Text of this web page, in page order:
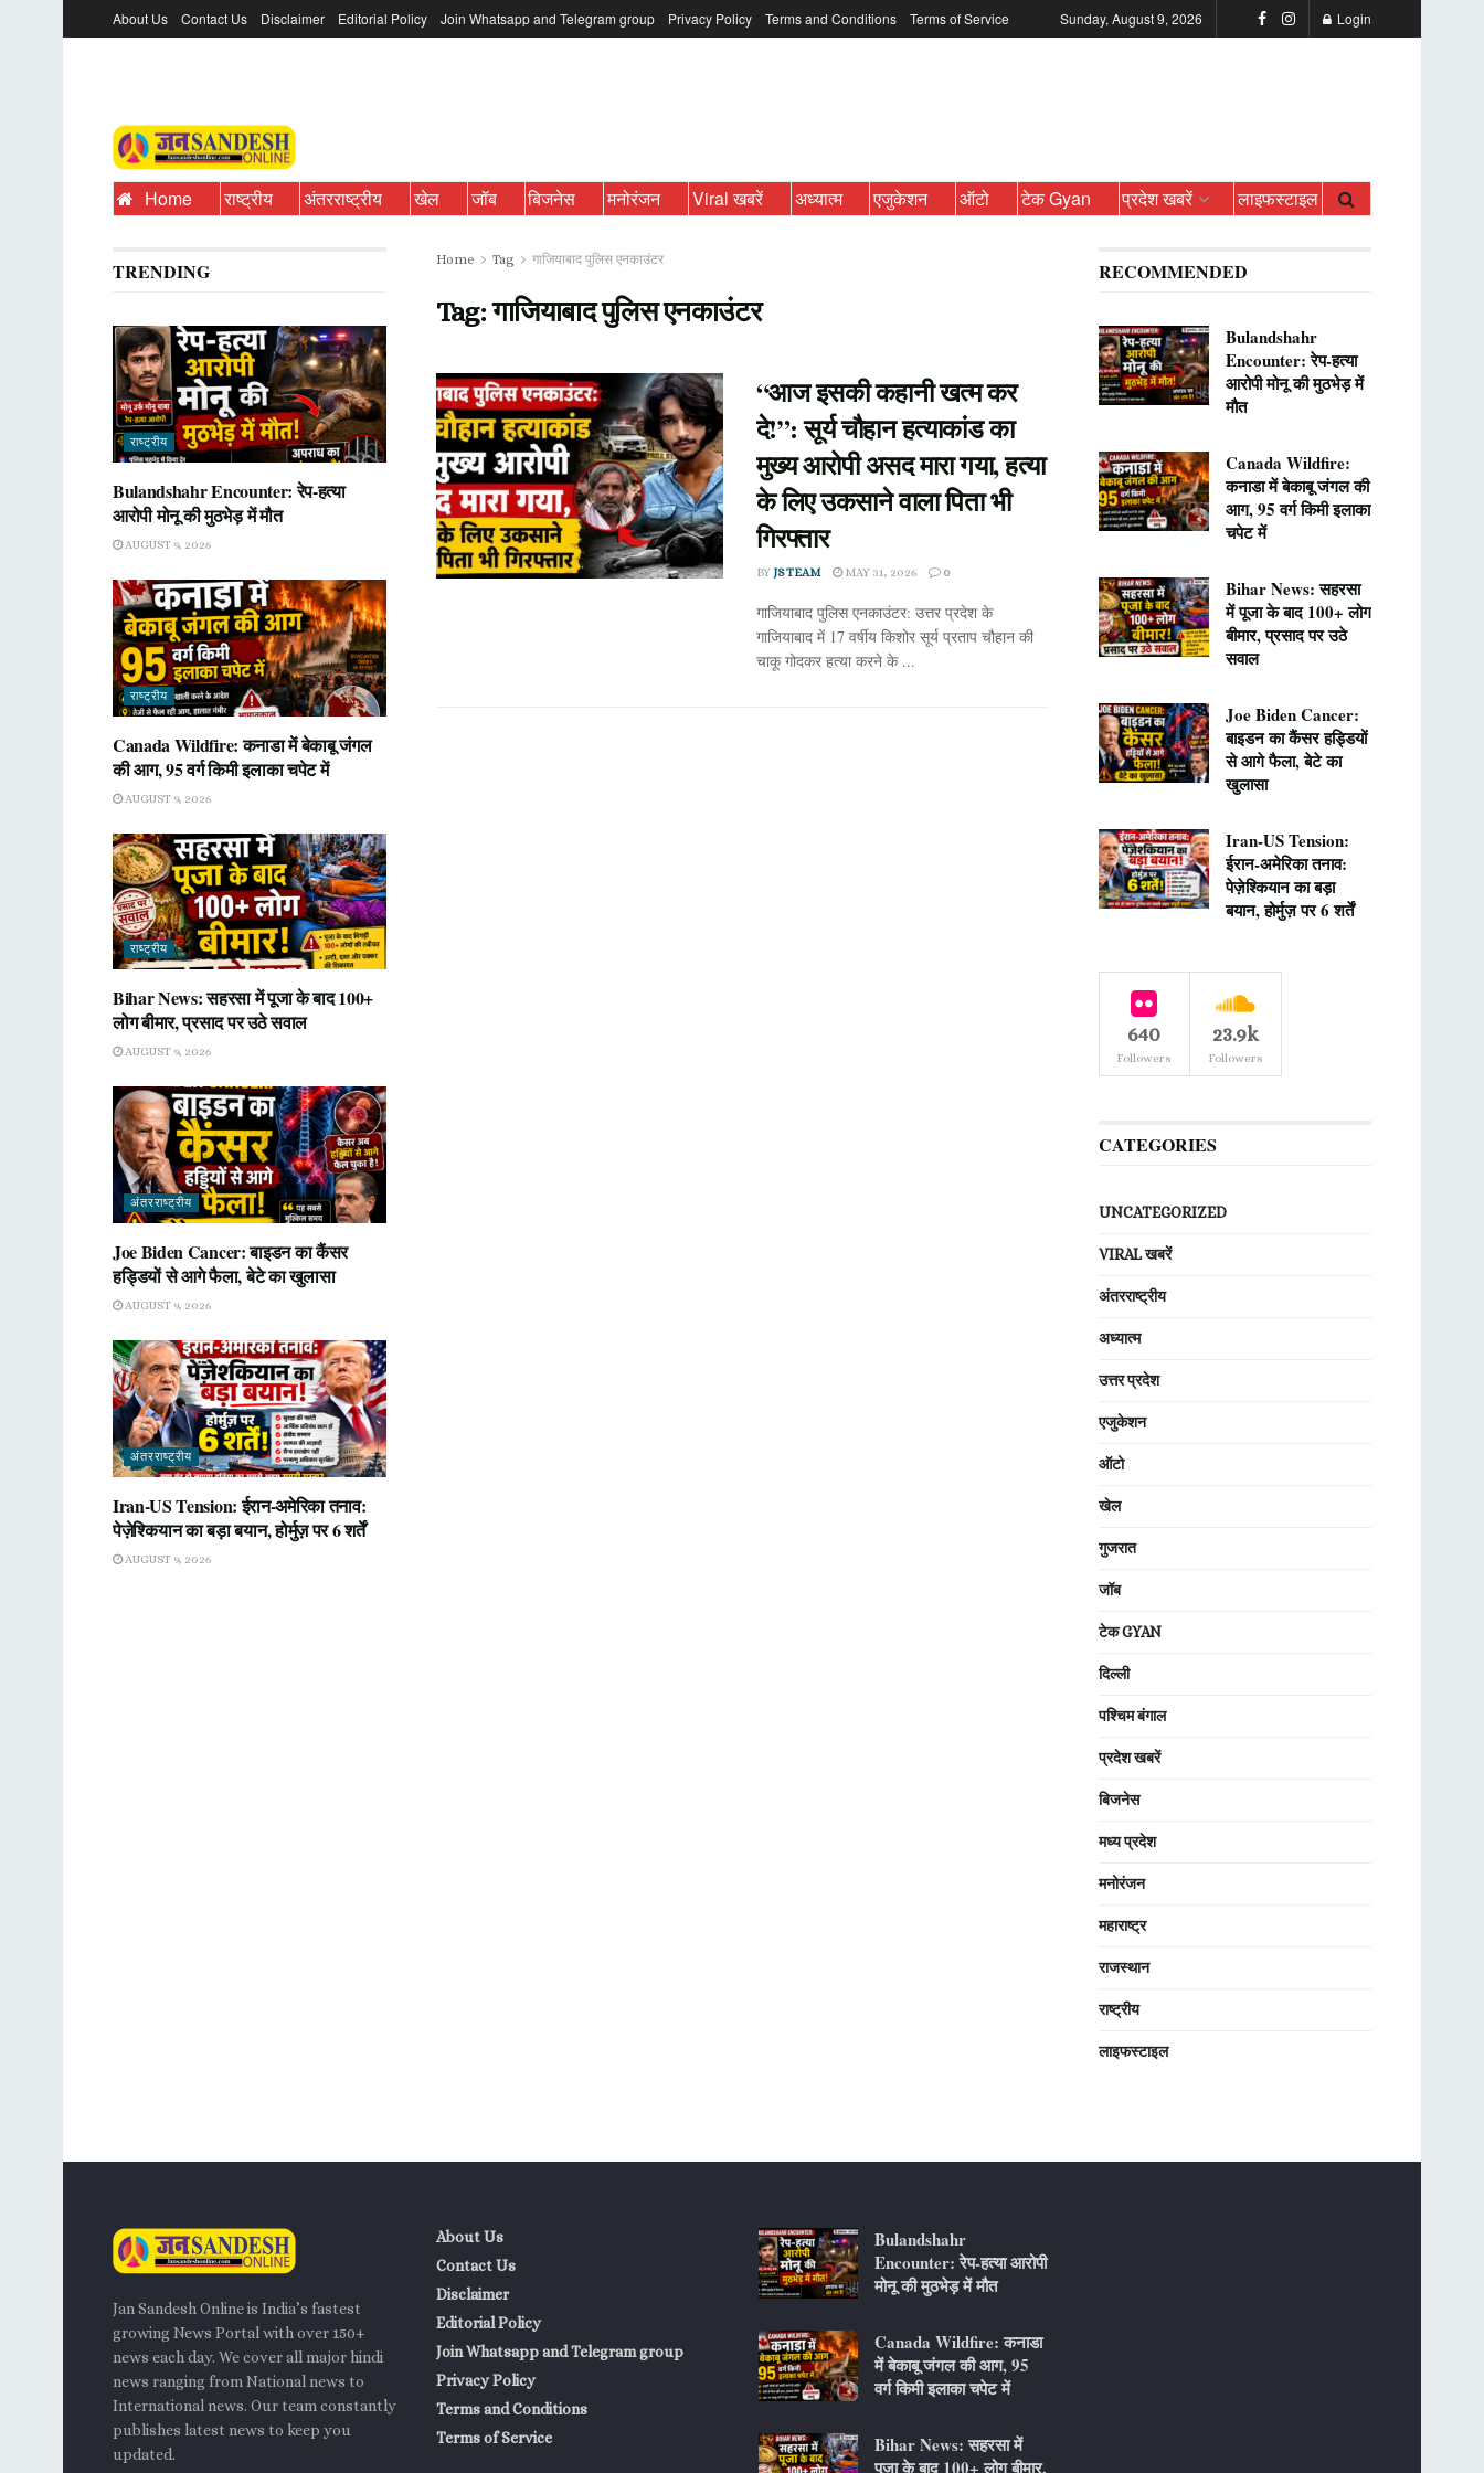
About Us Contact Us Disclaimer Editorial Policy Join Whatsapp and Telegram group Privacy Policy Terms and Conditions Terms of Service Sunday, August 9, 2026 Login
Home राष्ट्रीय अंतरराष्ट्रीय खेल जॉब बिजनेस मनोरंजन Viral खबरें अध्यात्म एजुकेशन ऑटो टेक Gyan प्रदेश खबरें लाइफस्टाइल
Home Tag गाजियाबाद पुलिस एनकाउंटर
Tag:गाजियाबाद पुलिस एनकाउंटर
“आज इसकी कहानी खत्म कर
दे!”: सूर्य चौहान हत्याकांड का
मुख्य आरोपी असद मारा गया, हत्या
के लिए उकसाने वाला पिता भी
गिरफ्तार
BY JS TEAM MAY 31, 2026 0
गाजियाबाद पुलिस एनकाउंटर: उत्तर प्रदेश के
गाजियाबाद में 17 वर्षीय किशोर सूर्य प्रताप चौहान की
चाकू गोदकर हत्या करने के ...
TRENDING
राष्ट्रीय
Bulandshahr Encounter: रेप-हत्या
आरोपी मोनू की मुठभेड़ में मौत
AUGUST 9, 2026
राष्ट्रीय
Canada Wildfire: कनाडा में बेकाबू जंगल
की आग, 95 वर्ग किमी इलाका चपेट में
AUGUST 9, 2026
राष्ट्रीय
Bihar News: सहरसा में पूजा के बाद 100+
लोग बीमार, प्रसाद पर उठे सवाल
AUGUST 9, 2026
अंतरराष्ट्रीय
Joe Biden Cancer: बाइडन का कैंसर
हड्डियों से आगे फैला, बेटे का खुलासा
AUGUST 9, 2026
अंतरराष्ट्रीय
Iran-US Tension: ईरान-अमेरिका तनाव:
पेज़ेश्कियान का बड़ा बयान, होर्मुज़ पर 6 शर्तें
AUGUST 9, 2026
RECOMMENDED
Bulandshahr
Encounter: रेप-हत्या
आरोपी मोनू की मुठभेड़ में
मौत
Canada Wildfire:
कनाडा में बेकाबू जंगल की
आग, 95 वर्ग किमी इलाका
चपेट में
Bihar News: सहरसा
में पूजा के बाद 100+ लोग
बीमार, प्रसाद पर उठे
सवाल
Joe Biden Cancer:
बाइडन का कैंसर हड्डियों
से आगे फैला, बेटे का
खुलासा
Iran-US Tension:
ईरान-अमेरिका तनाव:
पेज़ेश्कियान का बड़ा
बयान, होर्मुज़ पर 6 शर्तें
640
Followers
23.9k
Followers
CATEGORIES
UNCATEGORIZED
VIRAL खबरें
अंतरराष्ट्रीय
अध्यात्म
उत्तर प्रदेश
एजुकेशन
ऑटो
खेल
गुजरात
जॉब
टेक GYAN
दिल्ली
पश्चिम बंगाल
प्रदेश खबरें
बिजनेस
मध्य प्रदेश
मनोरंजन
महाराष्ट्र
राजस्थान
राष्ट्रीय
लाइफस्टाइल
Jan Sandesh Online is India’s fastest
growing News Portal with over 150+
news each day. We cover all major hindi
news ranging from National news to
International news. Our team constantly
publishes latest news to keep you
updated.
About Us
Contact Us
Disclaimer
Editorial Policy
Join Whatsapp and Telegram group
Privacy Policy
Terms and Conditions
Terms of Service
Bulandshahr
Encounter: रेप-हत्या आरोपी
मोनू की मुठभेड़ में मौत
Canada Wildfire: कनाडा
में बेकाबू जंगल की आग, 95
वर्ग किमी इलाका चपेट में
Bihar News: सहरसा में
पूजा के बाद 100+ लोग बीमार,